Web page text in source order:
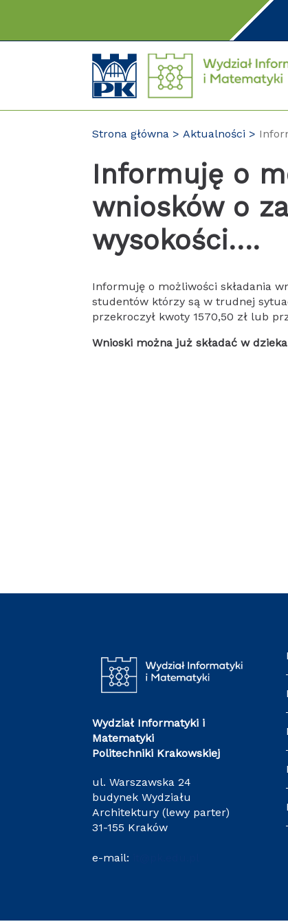
Strona główna Aktualności
Informuję o
wniosków o
wysokości….
Informuję o możliwości składania
studentów którzy są w trudnej
przekroczył kwoty 1570,50 zł lub
Wnioski można już składać w
Wydział Informatyki i
Matematyki
Politechniki Krakowskiej
ul. Warszawska 24
budynek Wydziału
Architektury (lewy parter)
31-155 Kraków
e-mail: